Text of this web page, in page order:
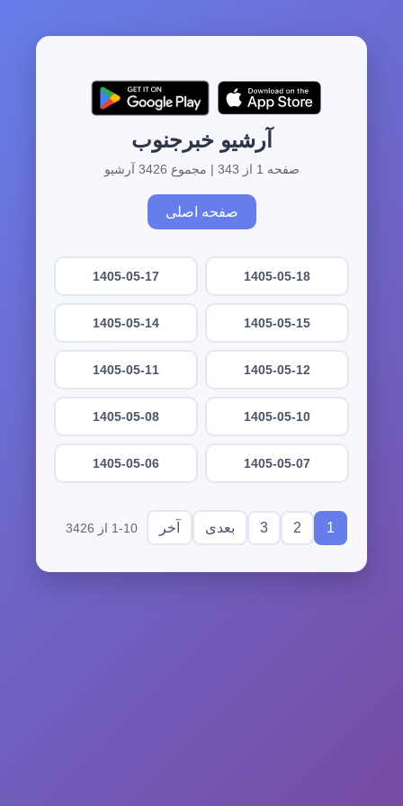
آرشیو خبرجنوب
صفحه 1 از 343 | مجموع 3426 آرشیو
صفحه اصلی
1405-05-18
1405-05-17
1405-05-15
1405-05-14
1405-05-12
1405-05-11
1405-05-10
1405-05-08
1405-05-07
1405-05-06
1
2
3 بعدی آخر 1-10 از 3426